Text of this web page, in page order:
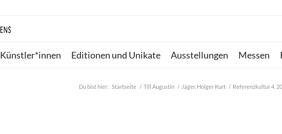
Künstler*innen Editionen und Unikate Ausstellungen Messen
Du bist hier: Startseite / Till Augustin / Jäger, Holger Kurt / Referenzkultur 4,